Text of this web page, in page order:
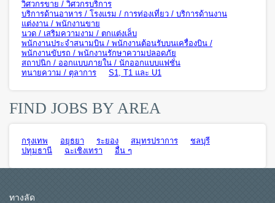
วิศวกรขาย / วิศวกรบริการ
บริการด้านอาหาร / โรงแรม / การท่องเที่ยว / บริการด้านงาน
แต่งงาน / พนักงานขาย
นวด / เสริมความงาม / ตกแต่งเล็บ
พนักงานประจำสนามบิน / พนักงานต้อนรับบนเครื่องบิน /
พนักงานขับรถ / พนักงานรักษาความปลอดภัย
สถาปนิก / ออกแบบภายใน / นักออกแบบแฟชั่น
ทนายความ / ตุลาการ
S1, T1 และ U1
FIND JOBS BY AREA
กรุงเทพ อยุธยา ระยอง สมุทรปราการ
ชลบุรี
ปทุมธานี
ฉะเชิงเทรา อื่น ๆ
ทางลัด